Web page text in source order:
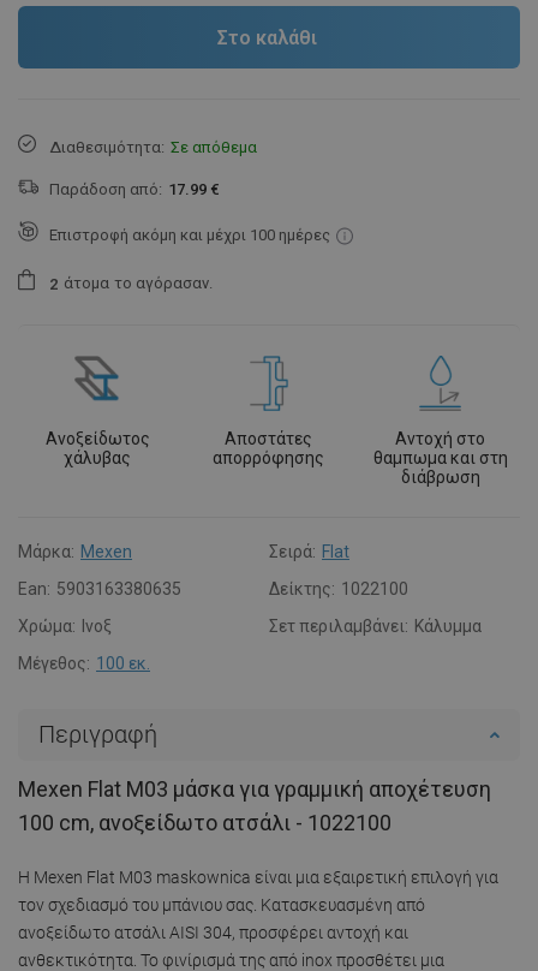
Στο καλάθι
Διαθεσιμότητα: Σε απόθεμα
Παράδοση από: 17.99 €
Επιστροφή ακόμη και μέχρι 100 ημέρες
2 άτομα το αγόρασαν.
Ανοξείδωτος
χάλυβας
Αποστάτες
απορρόφησης
Αντοχή στο
θαμπωμα και στη
διάβρωση
Μάρκα: Mexen Σειρά: Flat
Ean: 5903163380635 Δείκτης: 1022100
Χρώμα: Ινοξ Σετ περιλαμβάνει: Κάλυμμα
Μέγεθος: 100 εκ.
Περιγραφή
Mexen Flat M03 μάσκα για γραμμική αποχέτευση
100 cm, ανοξείδωτο ατσάλι - 1022100
Η Mexen Flat M03 maskownica είναι μια εξαιρετική επιλογή για
τον σχεδιασμό του μπάνιου σας. Κατασκευασμένη από
ανοξείδωτο ατσάλι AISI 304, προσφέρει αντοχή και
ανθεκτικότητα. Το φινίρισμά της από inox προσθέτει μια